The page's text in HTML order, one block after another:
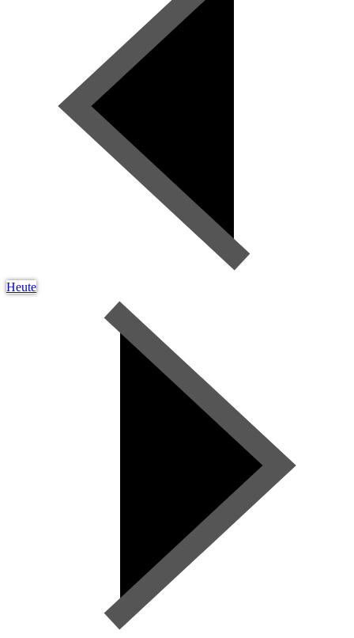
Heute